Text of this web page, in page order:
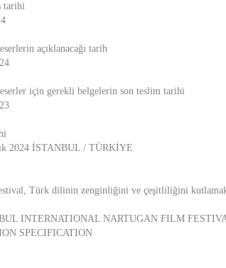
tarihi
açıklanacağı tarih
için gerekli belgelerin son teslim tarihi
2024 İSTANBUL / TÜRKİYE
Türk dilinin zenginliğini ve çeşitliliğini kutlamak
INTERNATIONAL NARTUGAN FILM
SPECIFICATION